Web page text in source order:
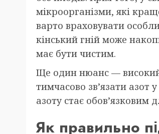
мікроорганізми, які
варто враховувати
кінський гній може
має бути чистим.
Ще один нюанс — високий
тимчасово зв’язати азот
азоту стає обов’язковим
Як правильно